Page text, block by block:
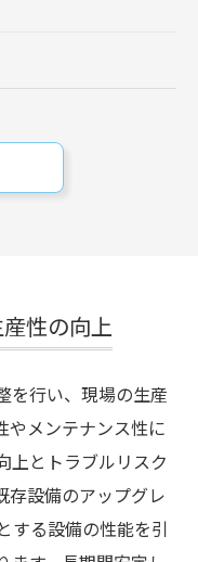
性の向上
を行い、現場の生産
やメンテナンス性に
上とトラブルリスク
存設備のアップグレ
する設備の性能を引